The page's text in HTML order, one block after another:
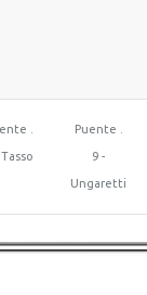
.
Tasso
Puente .
9 -
Ungaretti